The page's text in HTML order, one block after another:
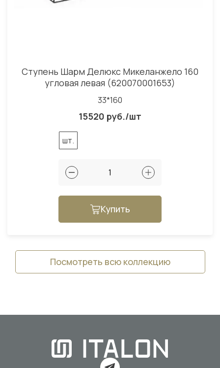
Ступень Шарм Делюкс Микеланжело 160
угловая левая (620070001653)
33*160
15520 руб./шт
шт.
Купить
Посмотреть всю коллекцию